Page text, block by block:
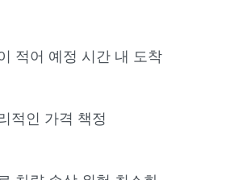
적어 예정 시간 내 도착
적인 가격 책정